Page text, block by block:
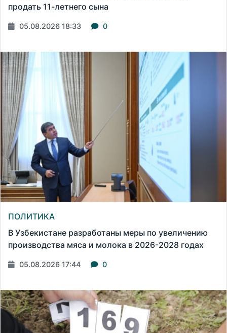
продать 11-летнего сына
05.08.2026 18:33 0
ПОЛИТИКА
В Узбекистане разработаны меры по увеличению
производства мяса и молока в 2026-2028 годах
05.08.2026 17:44 0